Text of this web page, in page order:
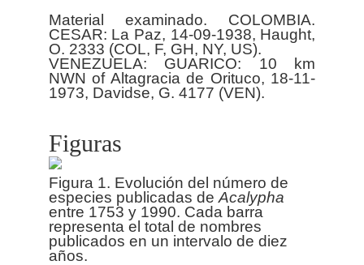
Material examinado. COLOMBIA.
CESAR: La Paz, 14-09-1938, Haught,
O. 2333 (COL, F, GH, NY, US).
VENEZUELA: GUARICO: 10 km
NWN of Altagracia de Orituco, 18-11-
Figuras
Figura 1. Evolución del número de
especies publicadas de Acalypha
entre 1753 y 1990. Cada barra
representa el total de nombres
publicados en un intervalo de diez
años.